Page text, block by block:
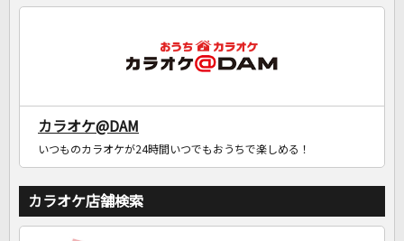
カラオケ@DAM
いつものカラオケが24時間いつでもおうちで楽しめる！
カラオケ店舗検索